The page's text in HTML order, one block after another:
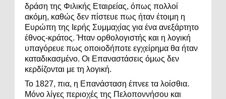
δράση της Φιλικής Εταιρείας, όπως πολλοί
ακόμη, καθώς δεν πίστευε πως ήταν έτοιμη η
Ευρώπη της Ιερής Συμμαχίας για ένα ανεξάρτητο
έθνος-κράτος. Ήταν ορθολογιστής και η λογική
υπαγόρευε πως οποιοδήποτε εγχείρημα θα ήταν
καταδικασμένο. Οι Επαναστάσεις όμως δεν
κερδίζονται με τη λογική.
Το 1827, πια, η Επανάσταση έπνεε τα λοίσθια.
Μόνο λίγες περιοχές της Πελοποννήσου και